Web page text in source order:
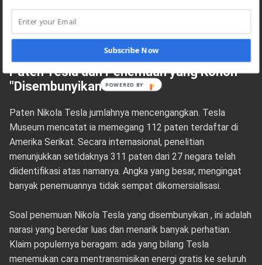
Bayangkan: seorang pria yang pernah menerangi Pameran
Dunia Chicago 1893 dengan listrik AC, di penghujung
hidupnya terjerat utang hotel. Itu Tesla.
Paten Tesla dan Penemuan yang Konon
"Disembunyikan"
Paten Nikola Tesla jumlahnya mencengangkan. Tesla
Museum mencatat ia memegang 112 paten terdaftar di
Amerika Serikat. Secara internasional, penelitian
menunjukkan setidaknya 311 paten dari 27 negara telah
diidentifikasi atas namanya. Angka yang besar, mengingat
banyak penemuannya tidak sempat dikomersialisasi.
Soal penemuan Nikola Tesla yang disembunyikan , ini adalah
narasi yang beredar luas dan menarik banyak perhatian.
Klaim populernya beragam: ada yang bilang Tesla
menemukan cara mentransmisikan energi gratis ke seluruh
Subscribe Now
POWERED BY